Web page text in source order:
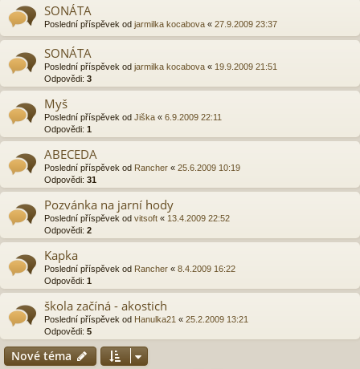
SONÁTA
Poslední příspěvek od jarmilka kocabova « 27.9.2009 23:37
SONÁTA
Poslední příspěvek od jarmilka kocabova « 19.9.2009 21:51
Odpovědi: 3
Myš
Poslední příspěvek od Jiška « 6.9.2009 22:11
Odpovědi: 1
ABECEDA
Poslední příspěvek od Rancher « 25.6.2009 10:19
Odpovědi: 31
Pozvánka na jarní hody
Poslední příspěvek od vitsoft « 13.4.2009 22:52
Odpovědi: 2
Kapka
Poslední příspěvek od Rancher « 8.4.2009 16:22
Odpovědi: 1
škola začíná - akostich
Poslední příspěvek od Hanulka21 « 25.2.2009 13:21
Odpovědi: 5
Nové téma